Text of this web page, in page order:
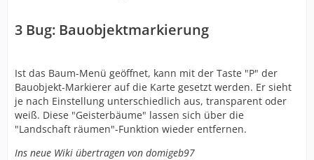
3 Bug: Bauobjektmarkierung
Ist das Baum-Menü geöffnet, kann mit der Taste "P" der
Bauobjekt-Markierer auf die Karte gesetzt werden. Er sieht
je nach Einstellung unterschiedlich aus, transparent oder
weiß. Diese "Geisterbäume" lassen sich über die
"Landschaft räumen"-Funktion wieder entfernen.
Ins neue Wiki übertragen von domigeb97